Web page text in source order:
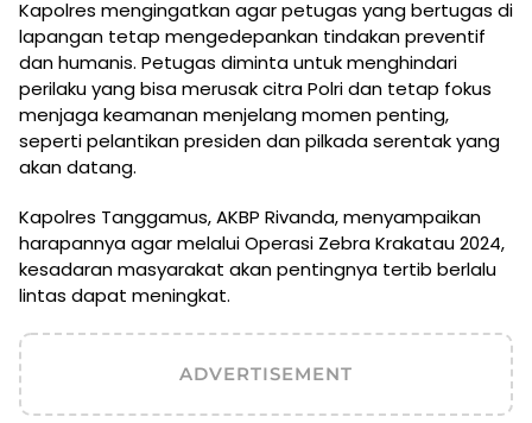
Kapolres mengingatkan agar petugas yang bertugas di
lapangan tetap mengedepankan tindakan preventif
dan humanis. Petugas diminta untuk menghindari
perilaku yang bisa merusak citra Polri dan tetap fokus
menjaga keamanan menjelang momen penting,
seperti pelantikan presiden dan pilkada serentak yang
akan datang.
Kapolres Tanggamus, AKBP Rivanda, menyampaikan
harapannya agar melalui Operasi Zebra Krakatau 2024,
kesadaran masyarakat akan pentingnya tertib berlalu
lintas dapat meningkat.
ADVERTISEMENT